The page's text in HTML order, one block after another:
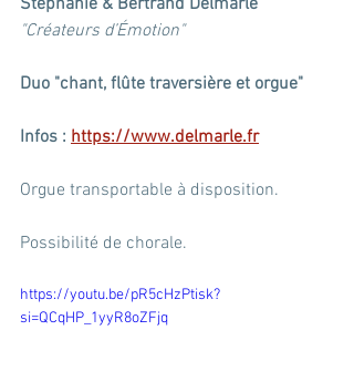
Stéphanie & Bertrand Delmarle
"Créateurs d’Émotion"
Duo "chant, flûte traversière et orgue"
Infos : https://www.delmarle.fr
Orgue transportable à disposition.
Possibilité de chorale.
https://youtu.be/pR5cHzPtisk?
si=QCqHP_1yyR8oZFjq